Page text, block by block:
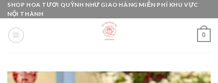
Skip
to
content
SHOP HOA TƯƠI QUỲNH NHƯ GIAO HÀNG MIỄN PHÍ KHU VỰC
NỘI THÀNH
0